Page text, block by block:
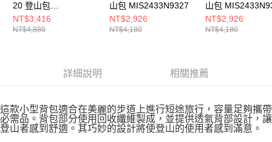
20 登山包
MIS2342N0247
NT$3,416
NT$4,880
山包 MIS2433N9327
NT$2,926
NT$4,180
山包
NT$2,926
NT$4,180
詳細說明 相關推薦
這款小型背包適合在美麗的步道上進行短途旅行，容量足夠攜帶
必需品。背包部分使用回收纖維製成，並提供透氣背部設計，讓
登山者感到舒適。其巧妙的設計將使登山的使用者感到滿意。